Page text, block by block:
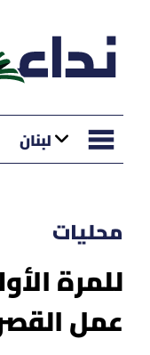
لبنان
محليات
للمرة
عمل